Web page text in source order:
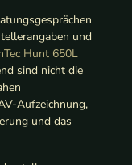
und
Hunt 650L
sind nicht die
Aufzeichnung,
und das